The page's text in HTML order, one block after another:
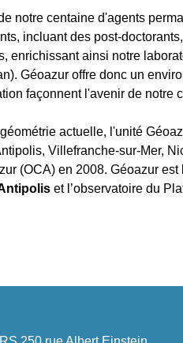
notre centaine d'agents
incluant des post-
enrichissant ainsi notre
Géoazur offre donc un
façonnent l'avenir de notre
actuelle, l'unité
Villefranche-sur-Mer,
(OCA) en 2008. Géoazur
et l’observatoire du